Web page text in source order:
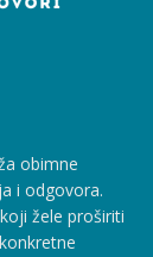
obimne
i odgovora.
žele proširiti